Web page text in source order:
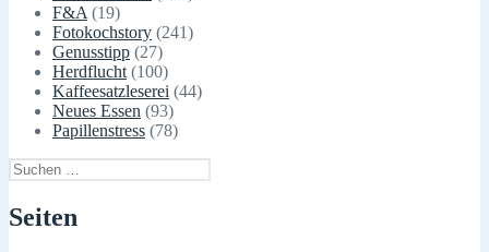
F&A (19)
Fotokochstory (241)
Genusstipp (27)
Herdflucht (100)
Kaffeesatzleserei (44)
Neues Essen (93)
Papillenstress (78)
Suchen
nach:
Seiten